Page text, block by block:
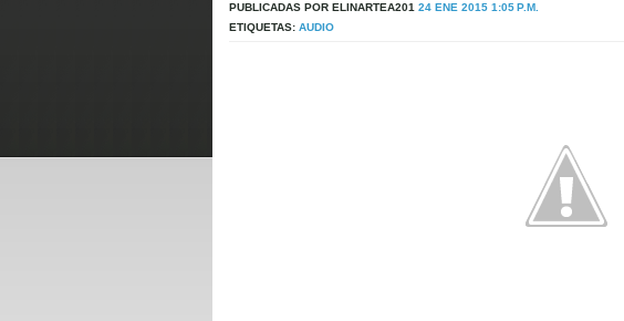
PUBLICADAS POR ELINARTEA201 24 ENE 2015 1:05 P.M.
ETIQUETAS: AUDIO